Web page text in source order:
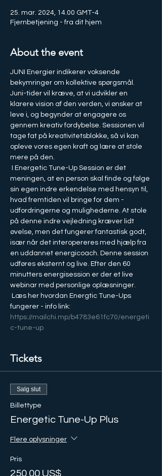
25. mar. 2024, 14.00 GMT-4
Fjernbetjening - fra dit hjem
About the event
JUNI Energier indikerer voksende
bekymringer om kollektive spørgsmål.
Juni-tider vil kræve, at vi udvikler en
klarere vision af den verden, vi ønsker at
leve i, og begynder at engagere os
gennem kreativ fordybelse. Sessionen vil
tage fat på kreativitetsblokke, så vi kan
opleve vores egen kraft og lære at stole
mere på den.
meningen, at en person skal finde og følge
sin egen indre erkendelse med hensyn til,
hvad fremtiden vil bringe for dem -
udfordringerne og mulighederne. At stole
på denne indre vejledning kræver lidt
øvelse, men det fungerer fantastisk godt,
især når det interopereres med hjælp fra
en uddannet energicoach. Denne session
udføres eksternt og live. Efter den 60
minutters energisession er der et live
webinar med personlige oplæsninger.
fungerer - info link:
https://mailchi.mp/b4783e61fc70/energeti
c-tune-up
Tickets
Salg slut
Billettype
Energetic Tune-Up Plus
Flere oplysninger
Pris
250,00 US$